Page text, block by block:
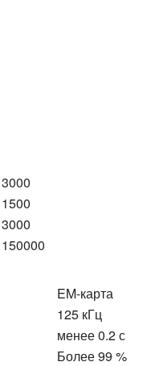
3000
1500
3000
150000
EM-карта
125 кГц
менее 0.2 с
Более 99 %